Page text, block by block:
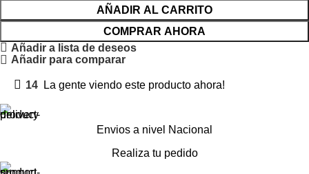
AÑADIR AL CARRITO
COMPRAR AHORA
Añadir a lista de deseos
Añadir para comparar
14 La gente viendo este producto ahora!
Envios a nivel Nacional
Realiza tu pedido